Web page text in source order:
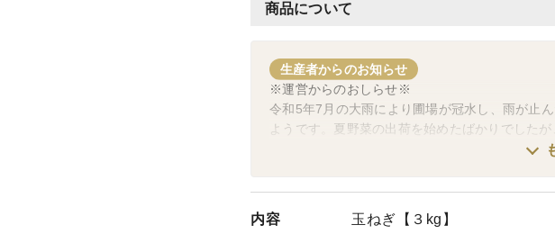
商品について
生産者からのお知らせ
※運営からのおしらせ※
令和5年7月の大雨により圃場が冠水し、雨が止
ようです。夏野菜の出荷を始めたばかりでした
栽培期間中の農薬は不使用にこだわり、ふかふ
内容 玉ねぎ【３kg】